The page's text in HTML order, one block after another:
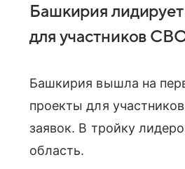
Башкирия
для участников
Башкирия вышла на
проекты для
заявок. В тройку
область.